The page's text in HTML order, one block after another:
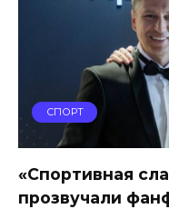
СПОРТ
«Спортивная
прозвучали